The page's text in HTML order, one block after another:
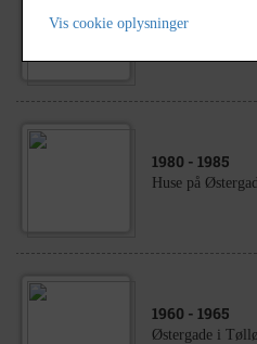
Hjørnet af
1980 - 1985
Huse på
1960 - 1965
Østergade i
Vis cookie oplysninger